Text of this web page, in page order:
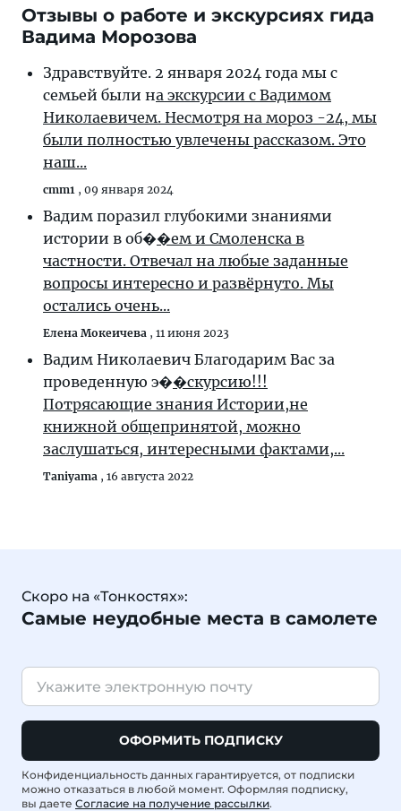
Отзывы о работе и экскурсиях гида
Вадима Морозова
Здравствуйте. 2 января 2024 года мы с
семьей были на экскурсии с Вадимом
Николаевичем. Несмотря на мороз -24, мы
были полностью увлечены рассказом. Это
наш...
cmm1 , 09 января 2024
Вадим поразил глубокими знаниями
истории в об��ем и Смоленска в
частности. Отвечал на любые заданные
вопросы интересно и развёрнуто. Мы
остались очень...
Елена Мокеичева , 11 июня 2023
Вадим Николаевич Благодарим Вас за
проведенную э��скурсию!!!
Потрясающие знания Истории,не
книжной общепринятой, можно
заслушаться, интересными фактами,...
Taniyama , 16 августа 2022
Скоро на «Тонкостях»:
Самые неудобные места в самолете
ОФОРМИТЬ ПОДПИСКУ
Конфиденциальность данных гарантируется, от подписки
можно отказаться в любой момент. Оформляя подписку,
вы даете Согласие на получение рассылки.